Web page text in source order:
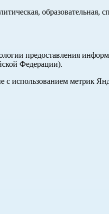
образовательная,
предоставления
Федерации).
с использованием метрик